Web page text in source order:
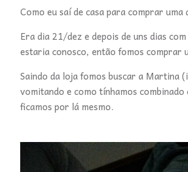
Como eu saí de casa para comprar
Era dia 21/dez e depois de uns dias
estaria conosco, então fomos comprar
Saindo da loja fomos buscar a Martina
vomitando e como tínhamos
ficamos por lá mesmo.